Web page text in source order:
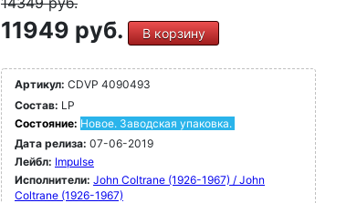
11949 руб. В корзину
Артикул: CDVP 4090493
Состав: LP
Состояние: Новое. Заводская упаковка.
Дата релиза: 07-06-2019
Лейбл: Impulse
Исполнители: John Coltrane (1926-1967) / John
Coltrane (1926-1967)